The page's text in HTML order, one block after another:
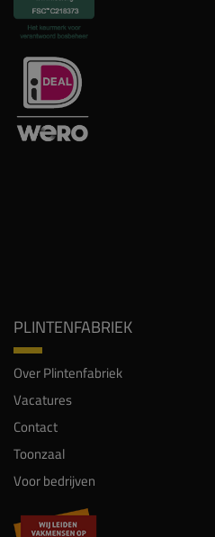
PLINTENFABRIEK
Over Plintenfabriek
Vacatures
Contact
Toonzaal
Voor bedrijven